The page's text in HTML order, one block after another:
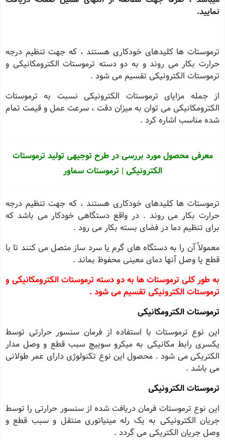
نمایید.
ترموستات ها کلیدهای خودکاری هستند ، که جهت تنظیم درجه
حرارت بکار می روند و به دو دسته ترموستات الکترومکانیکی و
ترموستات الکترونیکی تقسیم می شود .
از جمله مزایای ترموستات الکترونیکی نسبت به ترموستات
الکترومکانیکی می توان به میزان دقت ، سرعت عمل و قیمت تمام
شده مناسب اشاره کرد .
معرفی محصول مورد بررسی در طرح توجیهی تولید ترموستات
الکترونیکی | ترموستات سماور
ترموستات ها کلیدهای خودکاری هستند ، که جهت تنظیم درجه
حرارت بکار می روند . در واقع دستگاهی خودکار می باشد که
برای تنظیم دما در فضای بسته بکار می رود .
معمولاً آن را به دستگاه های گرم یا سرد ساز متصل می کنند تا با
قطع یا وصل آنها دمای معینی محفوظ بماند .
به طور کلی ترموستات ها به دو دسته ترموستات الکترومکانیکی و
ترموستات الکترونیکی تقسیم می شود .
ترموستات الکترومکانیکی
این نوع ترموستات با استفاده از فرمان سنسور حرارتی توسط
یکسری رابط مکانیکی به میکرو سوییچ سبب قطع و وصل مدار
الکتریکی می شود . محصول این نوع تکنولوژی دارای عمر طولانی
می باشد .
ترموستات الکترونیکی
این نوع ترموستات فرمان دریافت شده از سنسور حرارتی را توسط
جریان الکترونیکی به یک رله مینیاتوری منتقل و سبب قطع و
وصل جریان الکتریکی می گردد .